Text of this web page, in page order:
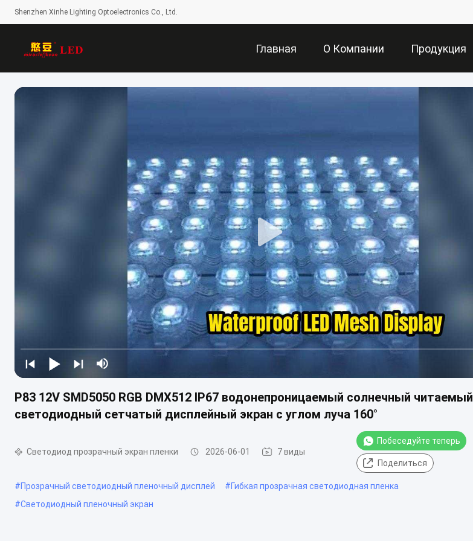
Shenzhen Xinhe Lighting Optoelectronics Co., Ltd.
Главная
Страница
О Компании Продукция
P83 12V SMD5050 RGB DMX512 IP67 водонепроницаемый солнечный читаемый
светодиодный сетчатый дисплейный экран с углом луча 160°
Светодиод прозрачный экран пленки 2026-06-01 7 виды
Побеседуйте теперь
Поделиться
#Прозрачный светодиодный пленочный дисплей #Гибкая прозрачная светодиодная пленка
#Светодиодный пленочный экран